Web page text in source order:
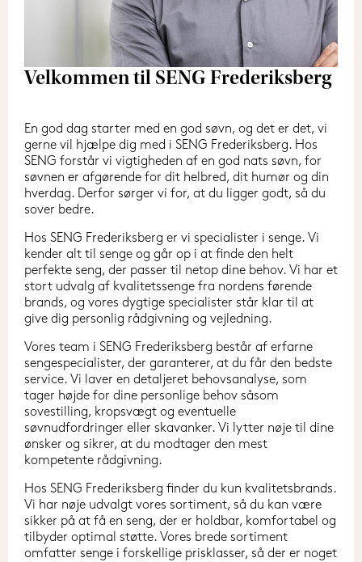
Velkommen til SENG Frederiksberg
En god dag starter med en god søvn, og det er det, vi
gerne vil hjælpe dig med i SENG Frederiksberg. Hos
SENG forstår vi vigtigheden af en god nats søvn, for
søvnen er afgørende for dit helbred, dit humør og din
hverdag. Derfor sørger vi for, at du ligger godt, så du
sover bedre.
Hos SENG Frederiksberg er vi specialister i senge. Vi
kender alt til senge og går op i at finde den helt
perfekte seng, der passer til netop dine behov. Vi har et
stort udvalg af kvalitetssenge fra nordens førende
brands, og vores dygtige specialister står klar til at
give dig personlig rådgivning og vejledning.
Vores team i SENG Frederiksberg består af erfarne
sengespecialister, der garanterer, at du får den bedste
service. Vi laver en detaljeret behovsanalyse, som
tager højde for dine personlige behov såsom
sovestilling, kropsvægt og eventuelle
søvnudfordringer eller skavanker. Vi lytter nøje til dine
ønsker og sikrer, at du modtager den mest
kompetente rådgivning.
Hos SENG Frederiksberg finder du kun kvalitetsbrands.
Vi har nøje udvalgt vores sortiment, så du kan være
sikker på at få en seng, der er holdbar, komfortabel og
tilbyder optimal støtte. Vores brede sortiment
omfatter senge i forskellige prisklasser, så der er noget